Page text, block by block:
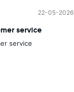
22-05-2026
service
service